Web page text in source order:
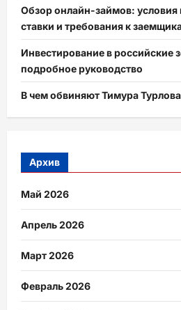
Обзор онлайн-займов:
ставки и требования к
Инвестирование в российские
подробное руководство
В чем обвиняют Тимура
Архив
Май 2026
Апрель 2026
Март 2026
Февраль 2026